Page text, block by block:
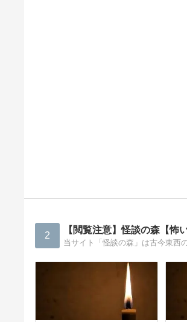
2 【閲覧注意】怪談の森【怖
当サイト「怪談の森」は古今東西